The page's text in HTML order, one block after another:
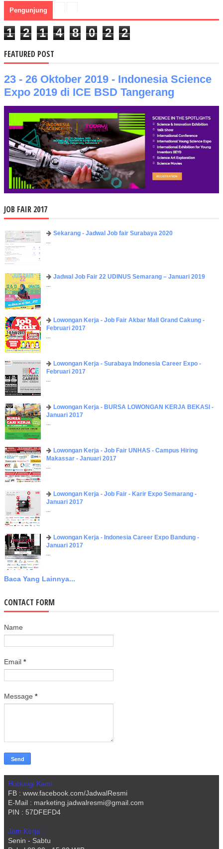
Pengunjung
1 2 1 4 8 0 2 2
FEATURED POST
23 - 26 Oktober 2019 - Indonesia Science
Expo 2019 di ICE BSD Tangerang
JOB FAIR 2017
Sekarang - Jadwal Job fair Surabaya 2020
...
Jadwal Job Fair 22 UDINUS Semarang – Januari 2019
...
Lowongan Kerja - Job Fair ​Akbar ​Mall Grand Cakung -
Februari 2017
...
Lowongan Kerja - Surabaya Indonesia Career Expo -
Februari 2017
...
Lowongan Kerja - BURSA LOWONGAN KERJA BEKASI -
Januari 2017
...
Lowongan Kerja - Job Fair UNHAS - Campus Hiring
Makassar - Januari 2017
...
Lowongan Kerja - Job Fair - Karir Expo Semarang -
Januari 2017
...
Lowongan Kerja - Indonesia Career Expo Bandung -
Januari 2017
...
Baca Yang Lainnya...
CONTACT FORM
Name
Email *
Message *
Hubungi Kami :
FB : www.facebook.com/JadwalResmi
E-Mail : marketing.jadwalresmi@gmail.com
PIN : 57DFEFD4
Jam Kerja :
Senin - Sabtu